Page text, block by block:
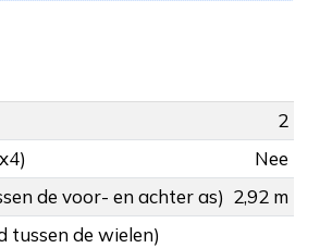
2
Nee
de voor- en achter as) 2,92 m
tussen de wielen)